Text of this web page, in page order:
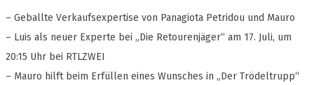
– Geballte Verkaufsexpertise von Panagiota Petridou und Mauro
– Luis als neuer Experte bei „Die Retourenjäger“ am 17. Juli, um
20:15 Uhr bei RTLZWEI
– Mauro hilft beim Erfüllen eines Wunsches in „Der Trödeltrupp“